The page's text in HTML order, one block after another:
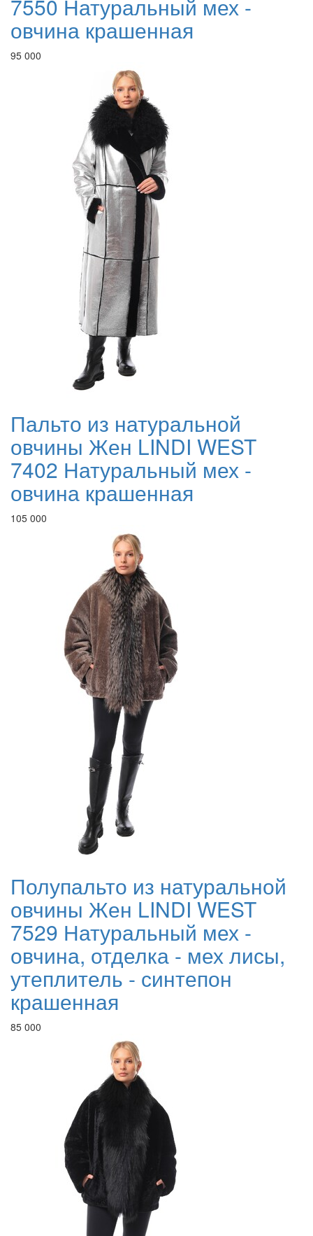
7550 Натуральный мех -
овчина крашенная
95 000
Пальто из натуральной
овчины Жен LINDI WEST
7402 Натуральный мех -
овчина крашенная
105 000
Полупальто из натуральной
овчины Жен LINDI WEST
7529 Натуральный мех -
овчина, отделка - мех лисы,
утеплитель - синтепон
крашенная
85 000